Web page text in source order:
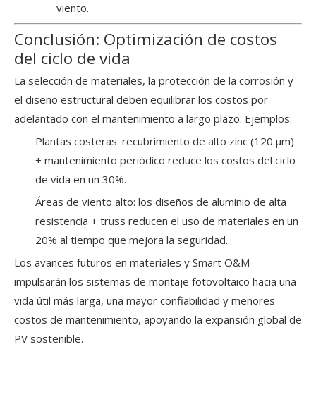
viento.
Conclusión: Optimización de costos
del ciclo de vida
La selección de materiales, la protección de la corrosión y
el diseño estructural deben equilibrar los costos por
adelantado con el mantenimiento a largo plazo. Ejemplos:
Plantas costeras: recubrimiento de alto zinc (120 μm)
+ mantenimiento periódico reduce los costos del ciclo
de vida en un 30%.
Áreas de viento alto: los diseños de aluminio de alta
resistencia + truss reducen el uso de materiales en un
20% al tiempo que mejora la seguridad.
Los avances futuros en materiales y Smart O&M
impulsarán los sistemas de montaje fotovoltaico hacia una
vida útil más larga, una mayor confiabilidad y menores
costos de mantenimiento, apoyando la expansión global de
PV sostenible.